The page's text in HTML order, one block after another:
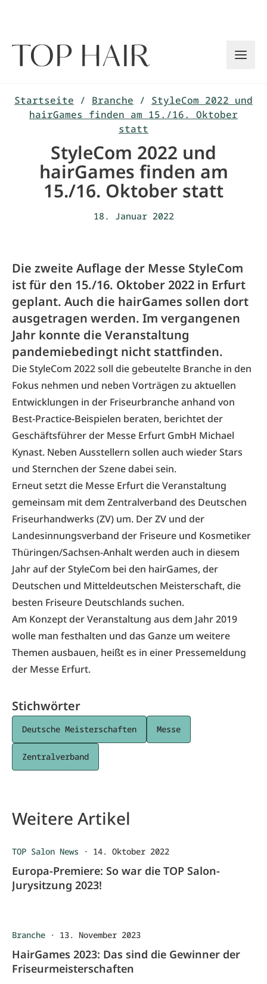
Startseite / Branche / StyleCom 2022 und
hairGames finden am 15./16. Oktober
statt
StyleCom 2022 und
hairGames finden am
15./16. Oktober statt
18. Januar 2022
Die zweite Auflage der Messe StyleCom
ist für den 15./16. Oktober 2022 in Erfurt
geplant. Auch die hairGames sollen dort
ausgetragen werden. Im vergangenen
Jahr konnte die Veranstaltung
pandemiebedingt nicht stattfinden.
Die StyleCom 2022 soll die gebeutelte Branche in den
Fokus nehmen und neben Vorträgen zu aktuellen
Entwicklungen in der Friseurbranche anhand von
Best-Practice-Beispielen beraten, berichtet der
Geschäftsführer der Messe Erfurt GmbH Michael
Kynast. Neben Ausstellern sollen auch wieder Stars
und Sternchen der Szene dabei sein.
Erneut setzt die Messe Erfurt die Veranstaltung
gemeinsam mit dem Zentralverband des Deutschen
Friseurhandwerks (ZV) um. Der ZV und der
Landesinnungsverband der Friseure und Kosmetiker
Thüringen/Sachsen-Anhalt werden auch in diesem
Jahr auf der StyleCom bei den hairGames, der
Deutschen und Mitteldeutschen Meisterschaft, die
besten Friseure Deutschlands suchen.
Am Konzept der Veranstaltung aus dem Jahr 2019
wolle man festhalten und das Ganze um weitere
Themen ausbauen, heißt es in einer Pressemeldung
der Messe Erfurt.
Stichwörter
Deutsche Meisterschaften Messe
Zentralverband
Weitere Artikel
TOP Salon News · 14. Oktober 2022
Europa-Premiere: So war die TOP Salon-
Jurysitzung 2023!
Branche · 13. November 2023
HairGames 2023: Das sind die Gewinner der
Friseurmeisterschaften